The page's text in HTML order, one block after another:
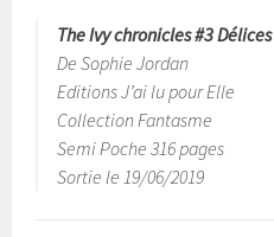
The Ivy chronicles #3 Délices
De Sophie Jordan
Editions J’ai lu pour Elle
Collection Fantasme
Semi Poche 316 pages
Sortie le 19/06/2019